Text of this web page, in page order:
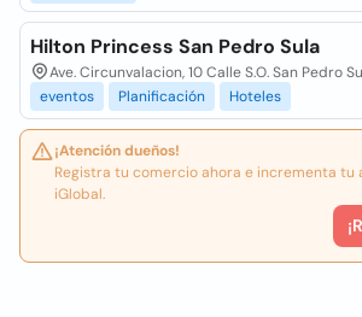
Hilton Princess San Pedro Sula
Ave. Circunvalacion, 10 Calle S.O. San Pedro
eventos
Planificación Hoteles
¡Atención dueños!
Registra tu comercio ahora e incrementa tu
iGlobal.